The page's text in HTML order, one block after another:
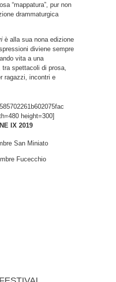
“mappatura”, pur non
drammaturgica
è alla sua nona edizione
diviene sempre
vita a una
spettacoli di prosa,
ragazzi, incontri e
height=300]
IX 2019
San Miniato
Fucecchio